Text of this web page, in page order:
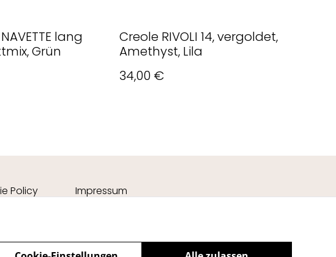
lang
Grün
Creole RIVOLI 14, vergoldet,
Amethyst, Lila
34,00 €
Policy Impressum